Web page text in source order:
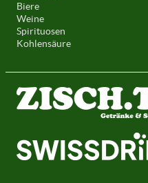
Biere
Weine
Spirituosen
Kohlensäure